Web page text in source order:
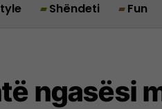
Shëndeti Fun
ngasësi